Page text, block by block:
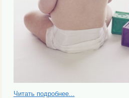
Читать подробнее...